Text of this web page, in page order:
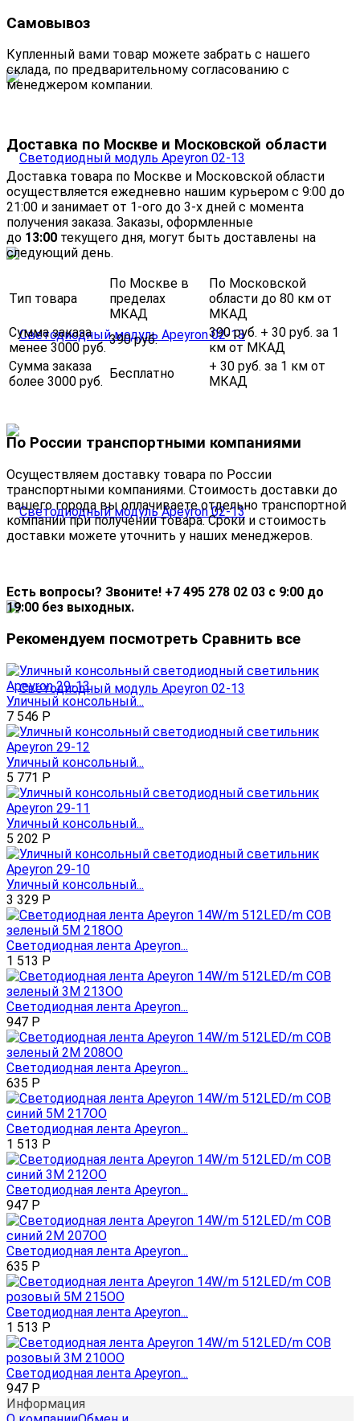
Самовывоз
Купленный вами товар можете забрать с нашего
склада, по предварительному согласованию с
менеджером компании.
Доставка по Москве и Московской области
Доставка товара по Москве и Московской области
осуществляется ежедневно нашим курьером с 9:00 до
21:00 и занимает от 1-ого до 3-х дней с момента
получения заказа. Заказы, оформленные
до 13:00 текущего дня, могут быть доставлены на
следующий день.
Тип товара
По Москве в
пределах
МКАД
По Московской
области до 80 км от
МКАД
Сумма заказа
менее 3000 руб.
390 руб.
390 руб. + 30 руб. за 1
км от МКАД
Сумма заказа
более 3000 руб.
Бесплатно
+ 30 руб. за 1 км от
МКАД
По России транспортными компаниями
Осуществляем доставку товара по России
транспортными компаниями. Стоимость доставки до
вашего города вы оплачиваете отдельно транспортной
компании при получении товара. Сроки и стоимость
доставки можете уточнить у наших менеджеров.
Есть вопросы? Звоните! +7 495 278 02 03 с 9:00 до
19:00 без выходных.
Рекомендуем посмотреть Сравнить все
Уличный консольный...
7 546 Р
Уличный консольный...
5 771 Р
Уличный консольный...
5 202 Р
Уличный консольный...
3 329 Р
Светодиодная лента Apeyron...
1 513 Р
Светодиодная лента Apeyron...
947 Р
Светодиодная лента Apeyron...
635 Р
Светодиодная лента Apeyron...
1 513 Р
Светодиодная лента Apeyron...
947 Р
Светодиодная лента Apeyron...
635 Р
Светодиодная лента Apeyron...
1 513 Р
Светодиодная лента Apeyron...
947 Р
Информация